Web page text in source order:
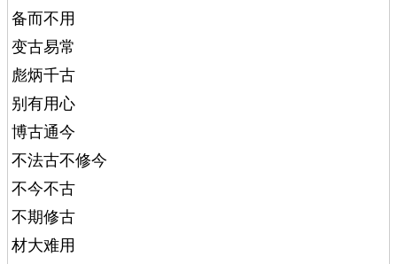
备而不用
变古易常
彪炳千古
别有用心
博古通今
不法古不修今
不今不古
不期修古
材大难用